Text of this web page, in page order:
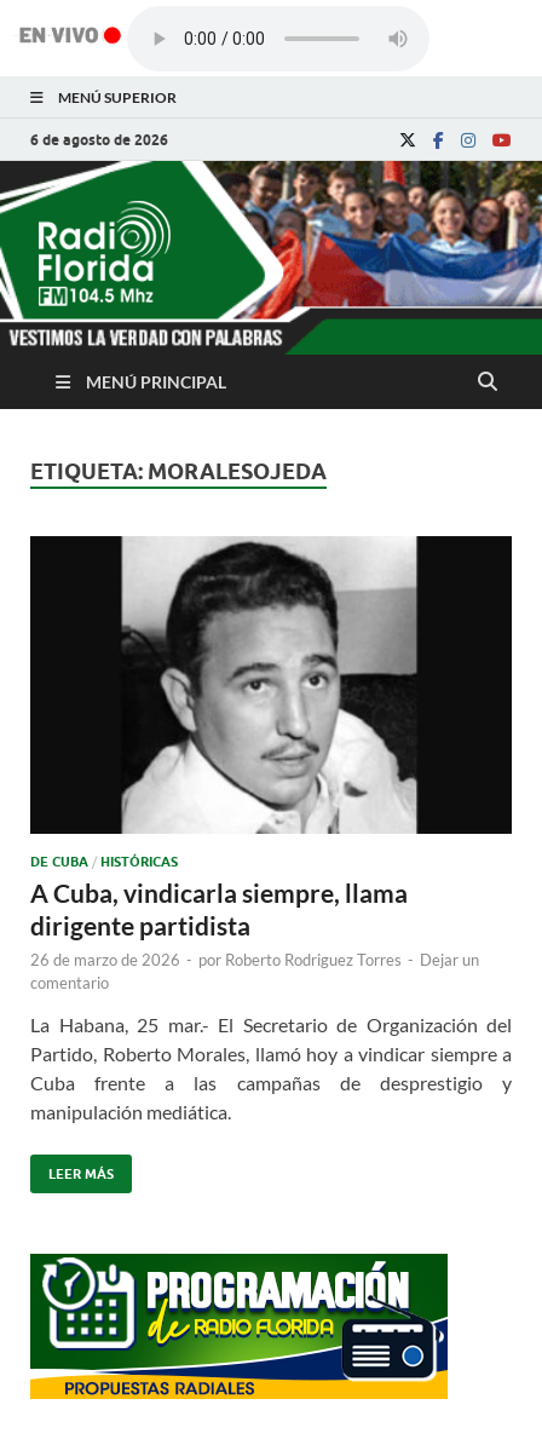
MENÚ SUPERIOR
6 de agosto de 2026
Radio Florida de
Cuba
Noticias y Actualidades de Florida, Camagüey,
MENÚ PRINCIPAL
ETIQUETA: MORALESOJEDA
DE CUBA / HISTÓRICAS
A Cuba, vindicarla siempre, llama
dirigente partidista
26 de marzo de 2026 - por Roberto Rodriguez Torres - Dejar un
comentario
La Habana, 25 mar.- El Secretario de Organización del
Partido, Roberto Morales, llamó hoy a vindicar siempre a
Cuba frente a las campañas de desprestigio y
manipulación mediática.
LEER MÁS